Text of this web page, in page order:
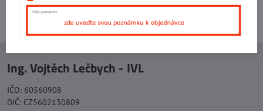
+420 577 523 563
Ing. Vojtěch Lečbych - IVL
IČO: 60560908
DIČ: CZ5602130809